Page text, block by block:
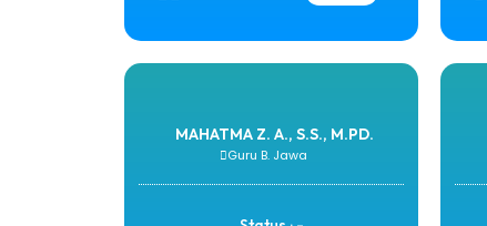
MAHATMA Z. A., S.S., M.PD.
Guru B. Jawa